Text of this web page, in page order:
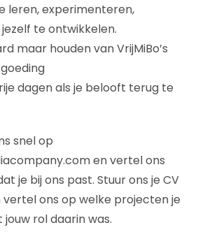
leren, experimenteren,
te ontwikkelen.
maar houden van VrijMiBo’s
dagen als je belooft terug te
snel op
en vertel ons
je bij ons past. Stuur ons je CV
ons op welke projecten je
rol daarin was.